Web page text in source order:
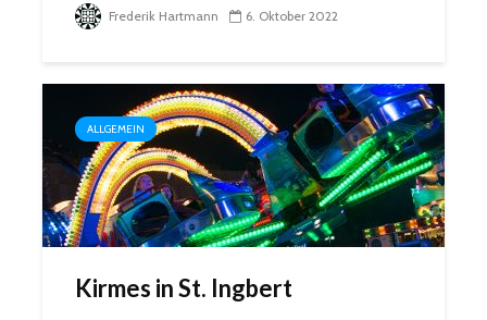
Frederik Hartmann 6. Oktober 2022
ALLGEMEIN
Kirmes in St. Ingbert